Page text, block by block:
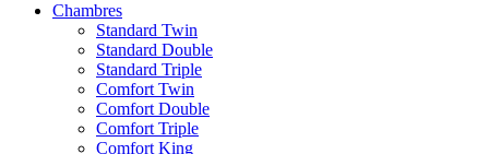
Chambres
Standard Twin
Standard Double
Standard Triple
Comfort Twin
Comfort Double
Comfort Triple
Comfort King